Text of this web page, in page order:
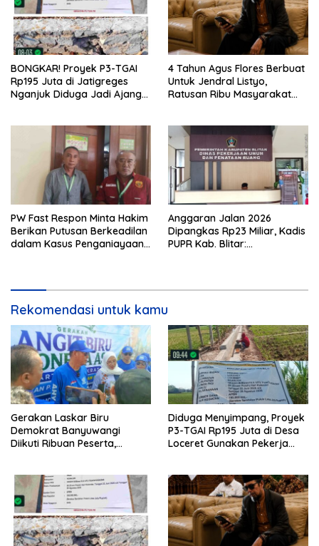
BONGKAR! Proyek P3-TGAI
Rp195 Juta di Jatigreges
Nganjuk Diduga Jadi Ajang
4 Tahun Agus Flores Berbuat
Untuk Jendral Listyo,
Ratusan Ribu Masyarakat
PW Fast Respon Minta Hakim
Berikan Putusan Berkeadilan
dalam Kasus Penganiayaan
Anggaran Jalan 2026
Dipangkas Rp23 Miliar, Kadis
PUPR Kab. Blitar:
Rekomendasi untuk kamu
Gerakan Laskar Biru
Demokrat Banyuwangi
Diikuti Ribuan Peserta,
Diduga Menyimpang, Proyek
P3-TGAI Rp195 Juta di Desa
Loceret Gunakan Pekerja